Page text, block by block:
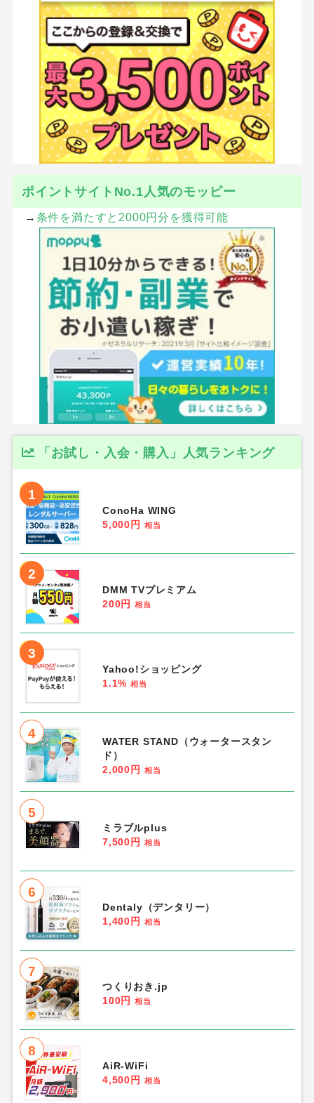
ポイントサイトNo.1人気のモッピー
→ 条件を満たすと2000円分を獲得可能
「お試し・入会・購入」人気ランキング
1
ConoHa WING
5,000円
相当
2
DMM TVプレミアム
200円
相当
3
Yahoo!ショッピング
1.1% 相当
4
WATER STAND（ウォータースタン
ド）
2,000円
相当
5
ミラブルplus
7,500円
相当
6
Dentaly（デンタリー）
1,400円
相当
7
つくりおき.jp
100円
相当
8
AiR-WiFi
4,500円
相当